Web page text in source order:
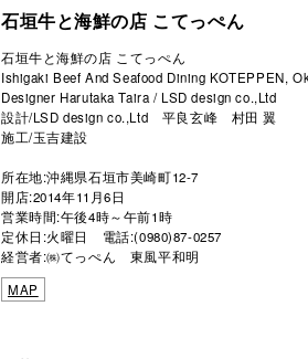
石垣牛と海鮮の店 こてっぺん
石垣牛と海鮮の店 こてっぺん
Ishigaki Beef And Seafood Dining KOTEPPEN,
Designer Harutaka Taira / LSD design co.,Ltd
設計/LSD design co.,Ltd 平良玄峰 村田 翼
施工/玉吉建設
所在地:沖縄県石垣市美崎町12-7
開店:2014年11月6日
営業時間:午後4時～午前1時
定休日:火曜日 電話:(0980)87-0257
経営者:㈱てっぺん 東風平和明
MAP